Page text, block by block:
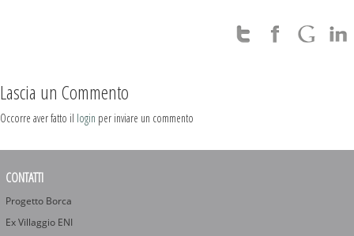
Lascia un Commento
Occorre aver fatto il login per inviare un commento
CONTATTI
Progetto Borca
Ex Villaggio ENI